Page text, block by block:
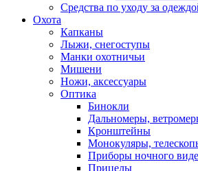
Средства по уходу за
Охота
Капканы
Лыжи, снегоступы
Манки охотничьи
Мишени
Ножи, аксессуары
Оптика
Бинокли
Дальномеры,
Кронштейны
Монокуляры,
Приборы ночного
Прицелы